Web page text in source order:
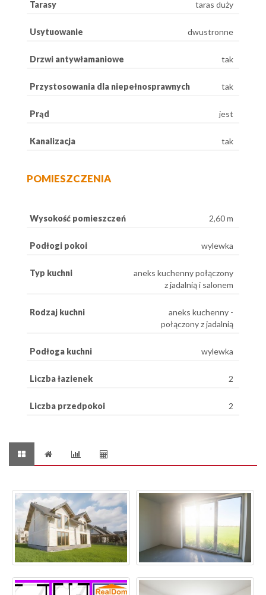
Tarasy taras duży
Usytuowanie dwustronne
Drzwi antywłamaniowe tak
Przystosowania dla niepełnosprawnych tak
Prąd jest
Kanalizacja tak
POMIESZCZENIA
Wysokość pomieszczeń 2,60 m
Podłogi pokoi wylewka
Typ kuchni
aneks kuchenny połączony
z jadalnią i salonem
Rodzaj kuchni
aneks kuchenny -
połączony z jadalnią
Podłoga kuchni wylewka
Liczba łazienek 2
Liczba przedpokoi 2